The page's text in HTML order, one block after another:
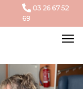
03 26 67 52
69